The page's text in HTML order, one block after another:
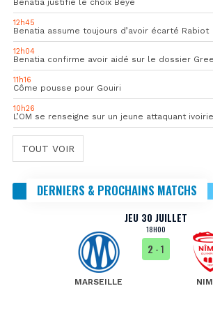
12h45
Benatia assume toujours d’avoir écarté Rabiot
12h04
Benatia confirme avoir aidé sur le dossier
11h16
Côme pousse pour Gouiri
10h26
L’OM se renseigne sur un jeune attaquant
TOUT VOIR
DERNIERS & PROCHAINS MATCHS
JEU 30 JUILLET
18H00
MARSEILLE
2 - 1